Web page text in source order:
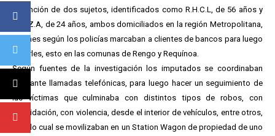
detención de dos sujetos, identificados como R.H.C.L, de 56 años y
G.M.Z.A, de 24 años, ambos domiciliados en la región Metropolitana,
quienes según los policías marcaban a clientes de bancos para luego
robarles, esto en las comunas de Rengo y Requínoa.
Según fuentes de la investigación los imputados se coordinaban
mediante llamadas telefónicas, para luego hacer un seguimiento de
las víctimas que culminaba con distintos tipos de robos, con
intimidación, con violencia, desde el interior de vehículos, entre otros,
para lo cual se movilizaban en un Station Wagon de propiedad de uno